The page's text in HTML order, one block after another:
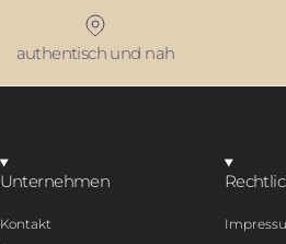
authentisch und nah
Unternehmen
Kontakt